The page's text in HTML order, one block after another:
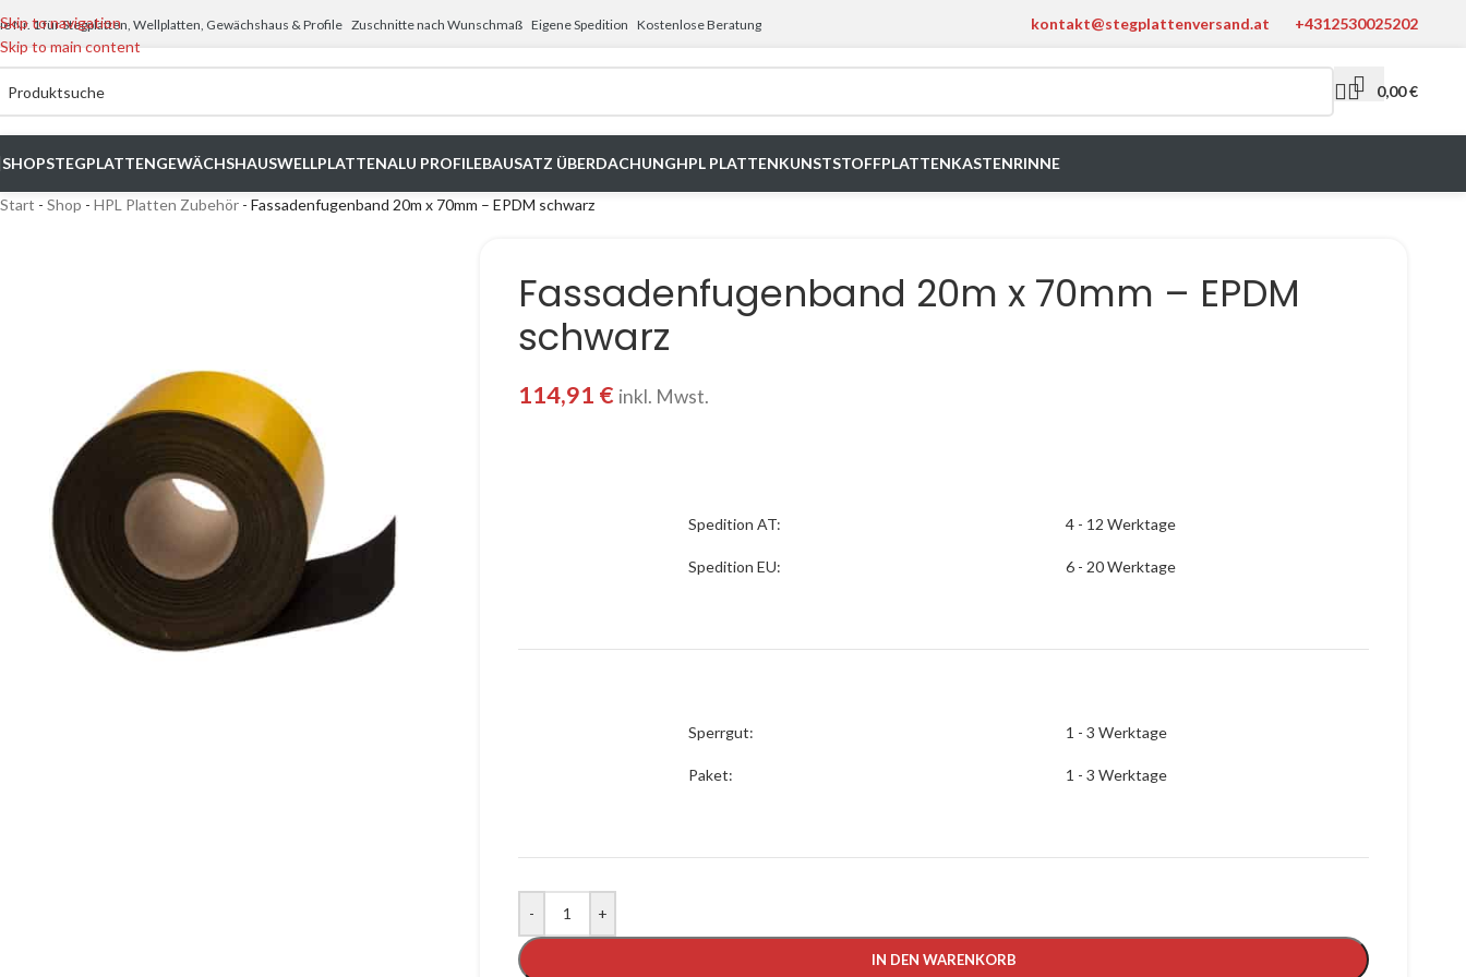
Skip to navigation
Skip to main content
Nr. 1 für Stegplatten, Wellplatten, Gewächshaus & Profile Zuschnitte nach Wunschmaß Eigene Spedition Kostenlose Beratung kontakt@stegplattenversand.at +4312530025202
0,00€
SHOPSTEGPLATTENGEWÄCHSHAUSWELLPLATTENALU PROFILEBAUSATZ ÜBERDACHUNGHPL PLATTENKUNSTSTOFFPLATTENKASTENRINNE
Start - Shop - HPL Platten Zubehör - Fassadenfugenband 20m x 70mm – EPDM schwarz
Fassadenfugenband 20m x 70mm – EPDM
schwarz
114,91 € inkl. Mwst.
Spedition AT:
Spedition EU:
4 - 12 Werktage
6 - 20 Werktage
Sperrgut:
Paket:
1 - 3 Werktage
1 - 3 Werktage
- +
IN DEN WARENKORB